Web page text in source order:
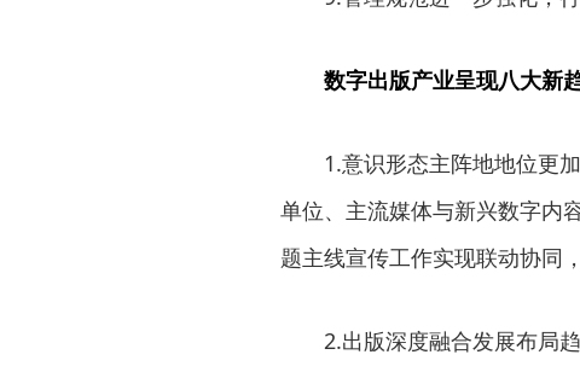
数字出版产业呈现八大
1.意识形态主阵地地位更加
单位、主流媒体与新兴数字内
题主线宣传工作实现联动协同
2.出版深度融合发展布局趋